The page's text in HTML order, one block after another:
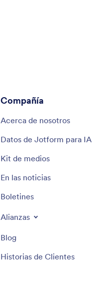
Compañía
Acerca de nosotros
Datos de Jotform para IA
Kit de medios
En las noticias
Boletines
Alianzas
Blog
Historias de Clientes